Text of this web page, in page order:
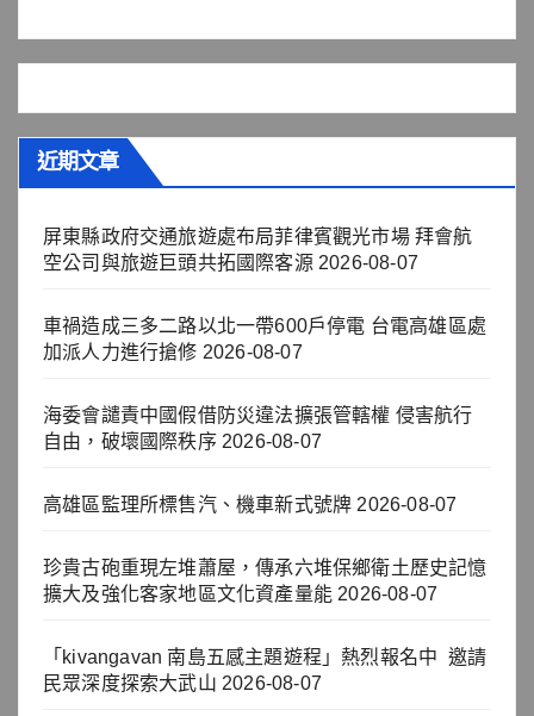
近期文章
屏東縣政府交通旅遊處布局菲律賓觀光市場 拜會航
空公司與旅遊巨頭共拓國際客源 2026-08-07
車禍造成三多二路以北一帶600戶停電 台電高雄區處
加派人力進行搶修 2026-08-07
海委會譴責中國假借防災違法擴張管轄權 侵害航行
自由，破壞國際秩序 2026-08-07
高雄區監理所標售汽、機車新式號牌 2026-08-07
珍貴古砲重現左堆蕭屋，傳承六堆保鄉衛土歷史記憶
擴大及強化客家地區文化資產量能 2026-08-07
「kivangavan 南島五感主題遊程」熱烈報名中 邀請
民眾深度探索大武山 2026-08-07